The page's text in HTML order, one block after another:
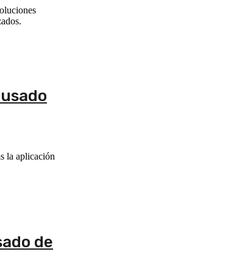
la aplicación
de